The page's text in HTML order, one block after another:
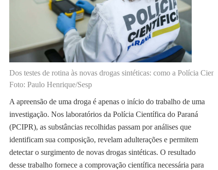
Dos testes de rotina às novas drogas sintéticas: como a Polícia
Foto: Paulo Henrique/Sesp
A apreensão de uma droga é apenas o início do trabalho de uma
investigação. Nos laboratórios da Polícia Científica do Paraná
(PCIPR), as substâncias recolhidas passam por análises que
identificam sua composição, revelam adulterações e permitem
detectar o surgimento de novas drogas sintéticas. O resultado
desse trabalho fornece a comprovação científica necessária para